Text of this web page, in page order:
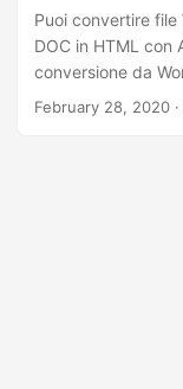
Puoi convertire file
DOC in HTML con
conversione da
February 28, 2020